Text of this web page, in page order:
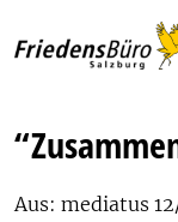
Aus: mediatus